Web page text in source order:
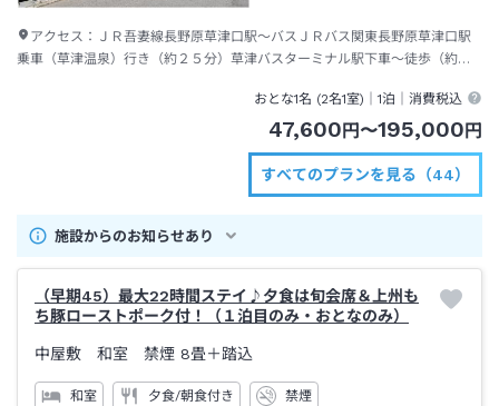
アクセス： ＪＲ吾妻線長野原草津口駅～バスＪＲバス関東長野原草津口駅
乗車（草津温泉）行き（約２５分）草津バスターミナル駅下車～徒歩（約６
おとな1名 (2名1室)｜1泊 ｜消費税込
47,600 円 〜195,000 円
すべてのプランを見る（44）
施設からのお知らせあり
（早期45）最大22時間ステイ♪夕食は旬会席＆上州も
ち豚ローストポーク付！（１泊目のみ・おとなのみ）
中屋敷 和室 禁煙 8畳＋踏込
和室 夕食/朝食付き 禁煙